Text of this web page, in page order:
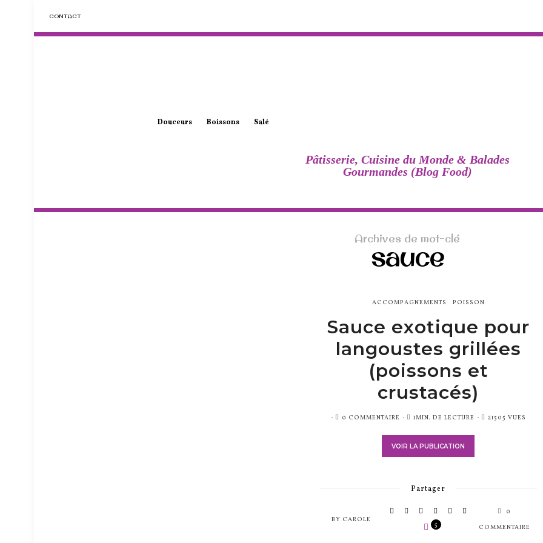
CONTACT
Douceurs Boissons Salé
Pâtisserie, Cuisine du Monde & Balades
Gourmandes (Blog Food)
Archives de mot-clé
sauce
ACCOMPAGNEMENTS POISSON
Sauce exotique pour
langoustes grillées
(poissons et
crustacés)
PUBLIÉ0 COMMENTAIRE 1MIN. DE LECTURE 21505 VUES
VOIR LA PUBLICATION
Partager
BY CAROLE
5
0
COMMENTAIRE